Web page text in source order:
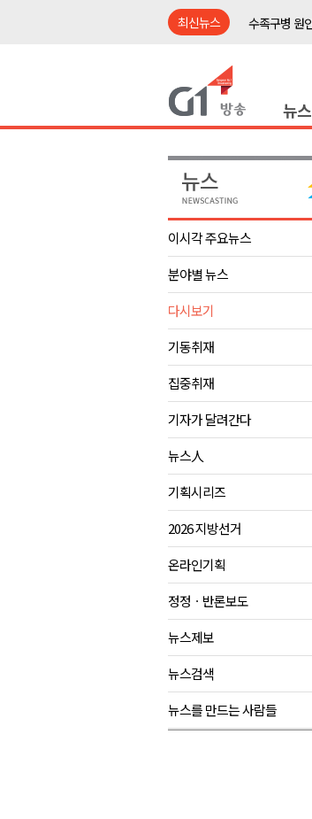
최신뉴스
수족구병 원
원주시, 지
평창 전지훈
동해시, 어
원주환경청,
수족구병 원
춘천 돈사 화
동해안 이안
강원도 반려
평창 전지
동해시, 어르
원주환경청
뉴스
이시각 주요뉴스
분야별 뉴스
다시보기
기동취재
집중취재
기자가 달려간다
뉴스人
기획시리즈
2026 지방선거
온라인기획
정정ㆍ반론보도
뉴스제보
뉴스검색
뉴스를 만드는 사람들